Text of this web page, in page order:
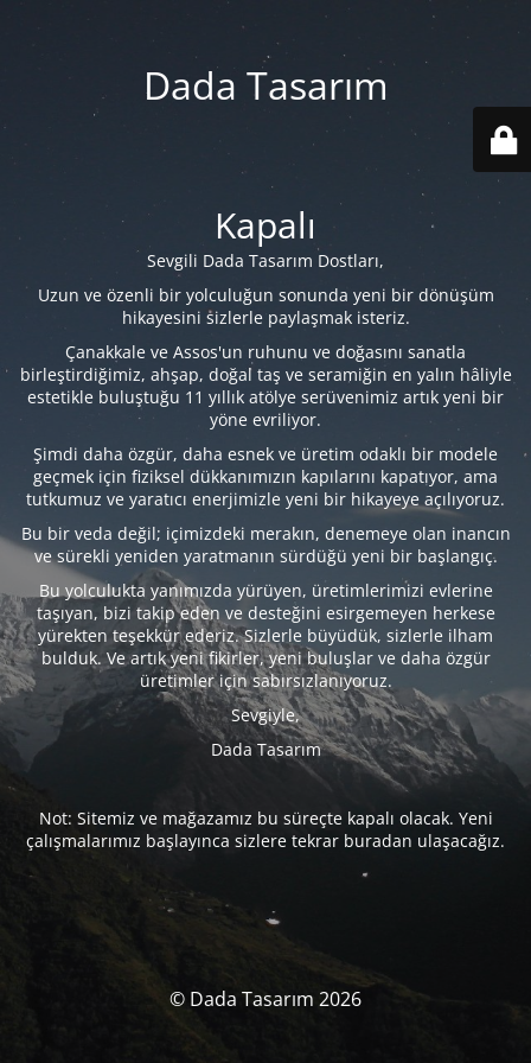
Dada Tasarım
Kapalı
Sevgili Dada Tasarım Dostları,
Uzun ve özenli bir yolculuğun sonunda yeni bir dönüşüm
hikayesini sizlerle paylaşmak isteriz.
Çanakkale ve Assos'un ruhunu ve doğasını sanatla
birleştirdiğimiz, ahşap, doğal taş ve seramiğin en yalın hâliyle
estetikle buluştuğu 11 yıllık atölye serüvenimiz artık yeni bir
yöne evriliyor.
Şimdi daha özgür, daha esnek ve üretim odaklı bir modele
geçmek için fiziksel dükkanımızın kapılarını kapatıyor, ama
tutkumuz ve yaratıcı enerjimizle yeni bir hikayeye açılıyoruz.
Bu bir veda değil; içimizdeki merakın, denemeye olan inancın
ve sürekli yeniden yaratmanın sürdüğü yeni bir başlangıç.
Bu yolculukta yanımızda yürüyen, üretimlerimizi evlerine
taşıyan, bizi takip eden ve desteğini esirgemeyen herkese
yürekten teşekkür ederiz. Sizlerle büyüdük, sizlerle ilham
bulduk. Ve artık yeni fikirler, yeni buluşlar ve daha özgür
üretimler için sabırsızlanıyoruz.
Sevgiyle,
Dada Tasarım
Not: Sitemiz ve mağazamız bu süreçte kapalı olacak. Yeni
çalışmalarımız başlayınca sizlere tekrar buradan ulaşacağız.
© Dada Tasarım 2026